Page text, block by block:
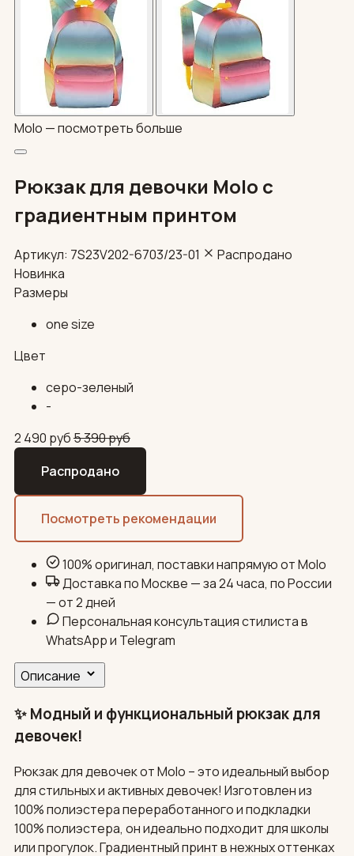
Molo —посмотреть больше
Рюкзак для девочки Molo с
градиентным принтом
Артикул: 7S23V202-6703/23-01
Распродано
Новинка
Размеры
one size
Цвет
серо-зеленый
-
2 490 руб5 390руб
Распродано
Посмотреть рекомендации
100% оригинал, поставки напрямую от Molo
Доставка по Москве — за 24 часа, по России
— от 2 дней
Персональная консультация стилиста в
WhatsApp и Telegram
Описание
✨ Модный и функциональный рюкзак для
девочек!
Рюкзак для девочек от Molo – это идеальный выбор
для стильных и активных девочек! Изготовлен из
100% полиэстера переработанного и подкладки
100% полиэстера, он идеально подходит для школы
или прогулок. Градиентный принт в нежных оттенках